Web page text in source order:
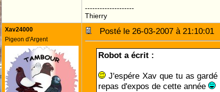
--------------------
Thierry
Xav24000
Pigeon d'Argent
Posté le 26-03-2007 à
Robot a écrit :
J'espére Xav que tu as
repas d'expos de cette année